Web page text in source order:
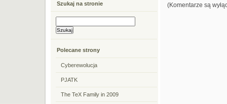
(Komentarze są
Szukaj na stronie
Polecane strony
Cyberewolucja
PJATK
The TeX Family in 2009